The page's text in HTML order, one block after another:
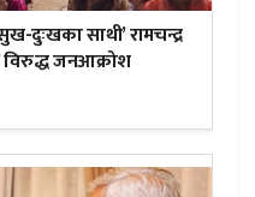
दुःखका साथी’ रामचन्द्र
विरुद्ध जनआक्रोश